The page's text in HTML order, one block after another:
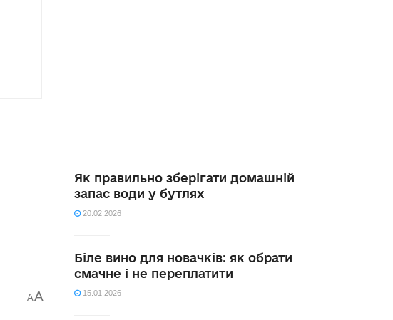
AA
Як правильно зберігати домашній
запас води у бутлях
20.02.2026
Біле вино для новачків: як обрати
смачне і не переплатити
15.01.2026